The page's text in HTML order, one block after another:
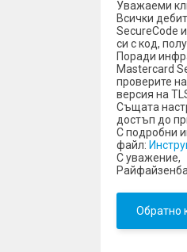
Уважаеми
Всички
SecureCode
си с код,
Поради
Mastercard
проверите
версия на
Същата
достъп до
С подробни
файл:
С уважение,
Обратно